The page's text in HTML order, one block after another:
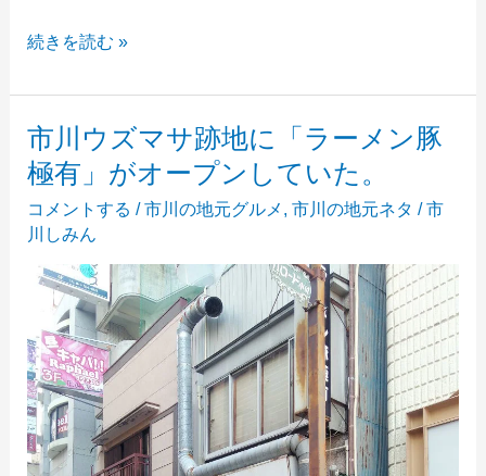
真
川
の
夕
暮
れ
が
レ
だ
っ
た
続きを読む »
市川ウズマサ跡地に「ラーメン豚
極有」がオープンしていた。
コメントする /市川の地元グルメ , 市川の地元ネタ /市
川しみん